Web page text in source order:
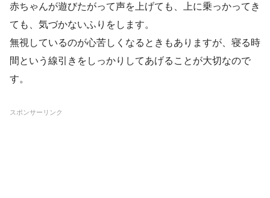
赤ちゃんが遊びたがって声を上げても、上に乗っかってき
ても、気づかないふりをします。
無視しているのが心苦しくなるときもありますが、寝る時
間という線引きをしっかりしてあげることが大切なので
す。
スポンサーリンク